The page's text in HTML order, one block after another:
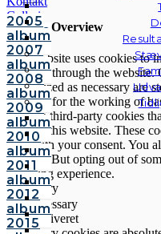
Galleri
Andre
fotos
2005
album
2007
album
2008
album
2009
album
2010
album
2011
album
2012
album
2015
Privacy Overview
This website uses cookies to
navigate through the website.
categorized as necessary are
essential for the working of
also use third-party cookies
you use this website. These
only with your consent. You
cookies. But opting out of
browsing experience.
Necessary
Necessary
Altid aktiveret